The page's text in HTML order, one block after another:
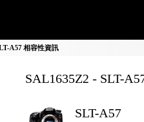
A57 相容性資訊
SAL1635Z2 - SLT-
SLT-A57